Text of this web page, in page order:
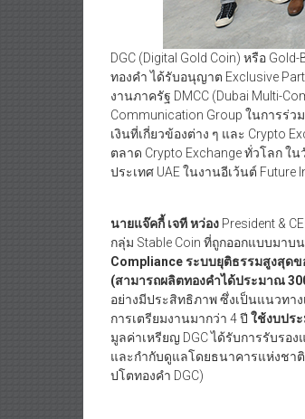
DGC (Digital Gold Coin) หรือ
ทองคำ ได้รับอนุญาต Exclusive
งานภาครัฐ DMCC (Dubai Multi-
Communication Group ในการร่
เงินที่เกี่ยวข้องต่าง ๆ และ Crypto
ตลาด Crypto Exchange ทั่วโลก ใ
ประเทศ UAE ในงานอีเว้นต์
นายแจ๊คกี้ เจที หว่อง President &
กลุ่ม Stable Coin ที่ถูกออกแบบมาบ
Compliance ระบบยุติธรรมสูงสุด
(สามารถผลิตทองคำได้ประมาณ
อย่างมีประสิทธิภาพ ซึ่งเป็นแนวทาง
การเตรียมงานมากว่า 4 ปี ใช้งบปร
มูลค่าเหรียญ DGC ได้รับการรับรอ
และกำกับดูแลโดยธนาคารแห่งชาติ
ปโตทองคำ DGC)